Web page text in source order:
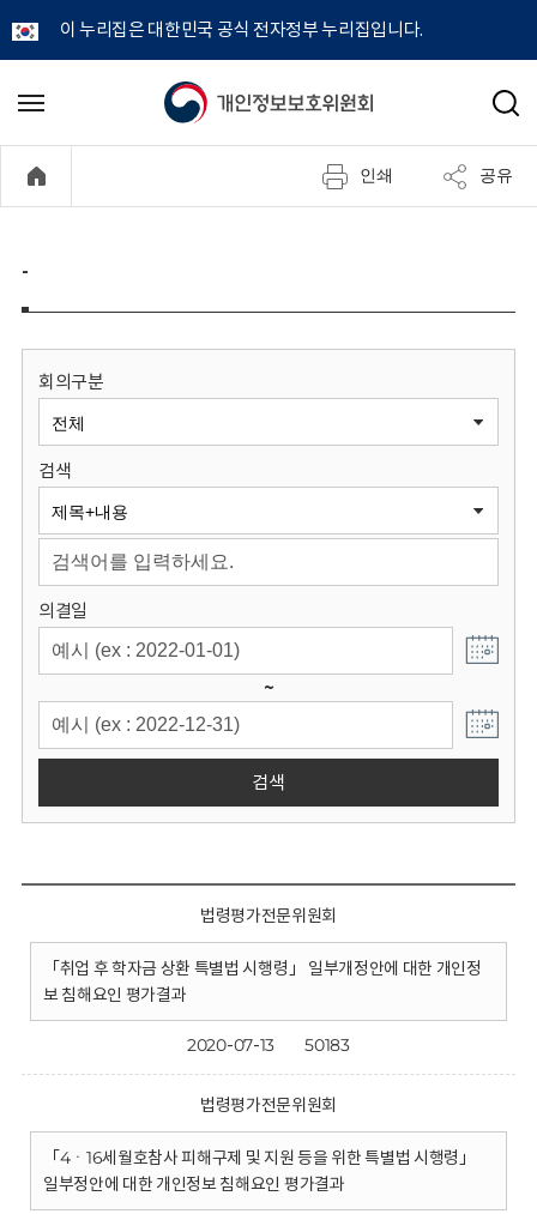
이 누리집은 대한민국 공식 전자정부 누리집입니다.
개
정
보
원
회
메
기
검
인쇄 공유
-
회의구분
검색
의결일
~
검색
법령평가전문위원회
「취업 후 학자금 상환 특별법 시행령」 일부개정안에 대한 개인정
보 침해요인 평가결과
2020-07-13 50183
법령평가전문위원회
「4ㆍ16세월호참사 피해구제 및 지원 등을 위한 특별법 시행령」
일부정안에 대한 개인정보 침해요인 평가결과